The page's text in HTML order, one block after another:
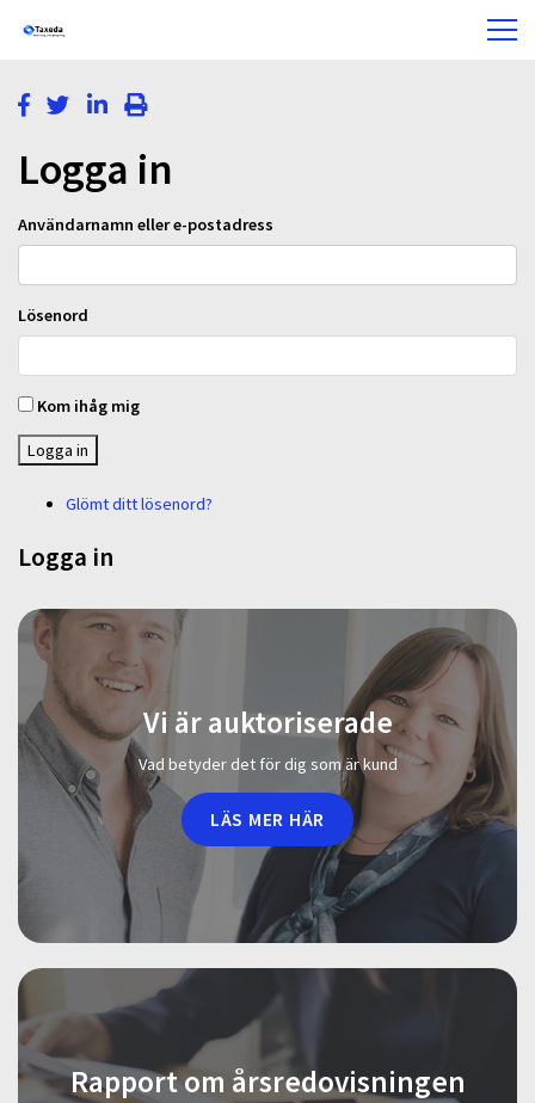
Logga in
Användarnamn eller e-postadress
Lösenord
Kom ihåg mig
Logga in
Glömt ditt lösenord?
Logga in
Vi är auktoriserade
Vad betyder det för dig som är kund
LÄS MER HÄR
Rapport om årsredovisningen